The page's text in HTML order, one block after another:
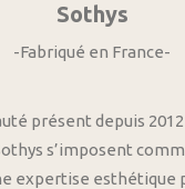
Sothys
-Fabriqué en France-
présent depuis
s’imposent
expertise esthétique